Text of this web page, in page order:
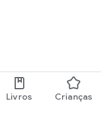
Livros Crianças